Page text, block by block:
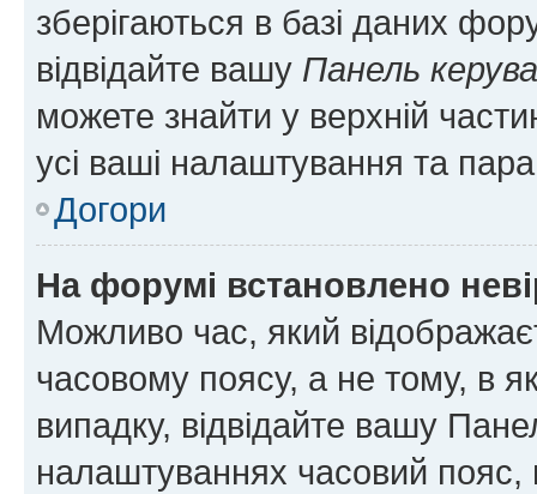
зберігаються в базі даних
відвідайте вашу Панель
можете знайти у верхній
усі ваші налаштування та
Догори
На форумі встановлено
Можливо час, який
часовому поясу, а не тому, в
випадку, відвідайте вашу
налаштуваннях часовий пояс,